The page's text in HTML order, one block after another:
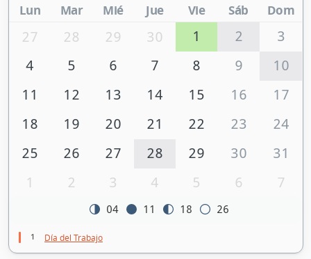
Lun Mar Mié Jue Vie Sáb Dom
27 28 29 30 1 2
3
4
5 6 7 8 9
10
11
12 13 14 15 16
17
18
19 20 21 22 23
24
25
26 27 28 29 30
31
1
2 3 4 5 6 7
04 11 18 26
1 Día del Trabajo